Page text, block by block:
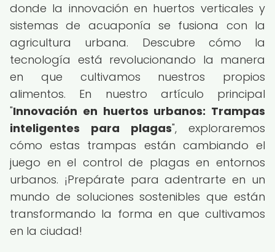
donde la innovación en huertos verticales y
sistemas de acuaponía se fusiona con la
agricultura urbana. Descubre cómo la
tecnología está revolucionando la manera
en que cultivamos nuestros propios
alimentos. En nuestro artículo principal
"Innovación en huertos urbanos: Trampas
inteligentes para plagas", exploraremos
cómo estas trampas están cambiando el
juego en el control de plagas en entornos
urbanos. ¡Prepárate para adentrarte en un
mundo de soluciones sostenibles que están
transformando la forma en que cultivamos
en la ciudad!